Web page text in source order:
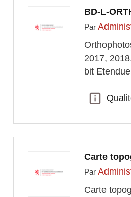
BD-L-
Par
2017,
bit
Carte
Par
Carte